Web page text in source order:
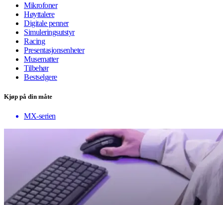
Mikrofoner
Høyttalere
Digitale penner
Simuleringsutstyr
Racing
Presentasjonsenheter
Musematter
Tilbehør
Bestselgere
Kjøp på din måte
MX-serien